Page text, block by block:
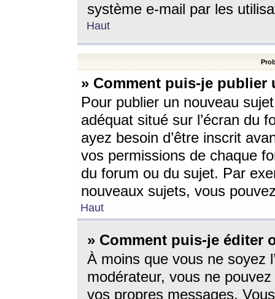
système e-mail par les
Haut
» Comment puis-je
Pour publier un nouveau
adéquat situé sur l’écran du
ayez besoin d’être inscrit
vos permissions de chaque
du forum ou du sujet. Par
nouveaux sujets, vous
Haut
» Comment puis-je éditer
À moins que vous ne soyez
modérateur, vous ne
vos propres messages.